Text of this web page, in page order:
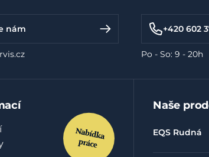
nám +420 602
Po - So: 9 - 20h
Naše
EQS Rudná